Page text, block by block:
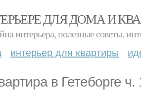
ДЛЯ ДОМА И
интерьера, полезные советы,
интерьер для квартиры
в Гетеборге ч.